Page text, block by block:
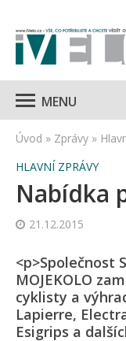
MENU
Úvod » Zprávy »
HLAVNÍ ZPRÁVY
Nabídka
21.12.2015
<p>Společnost
MOJEKOLO
cyklisty a
Lapierre,
Esigrips a